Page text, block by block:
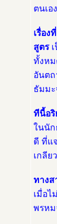
ตนเอง
เรื่อง
สูตรเ
ทั้งหม
อันตถ
ธัมมะ
ทีนี้อริ
ในนัก
ดี ที่แ
เกลีย
ทางส
เมื่อ
พรหม